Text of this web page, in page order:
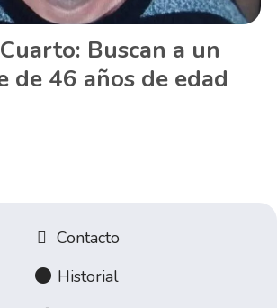
Buscan a un
de 46 años de edad
Contacto
Historial